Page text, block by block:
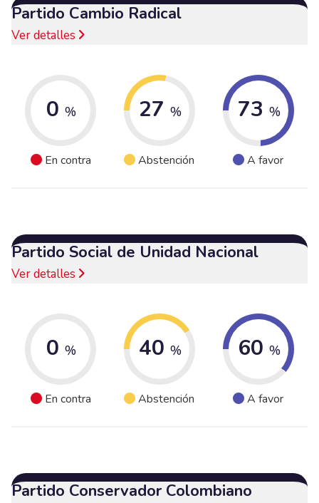
Partido Cambio Radical
Ver detalles
0 %
En contra
27 %
Abstención
73 %
A favor
Partido Social de Unidad Nacional
Ver detalles
0 %
En contra
40 %
Abstención
60 %
A favor
Partido Conservador Colombiano